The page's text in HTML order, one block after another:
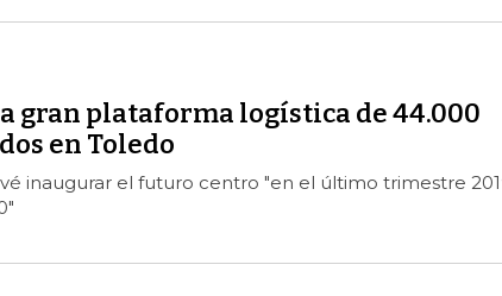
gran plataforma logística de 44.000
en Toledo
inaugurar el futuro centro "en el último trimestre